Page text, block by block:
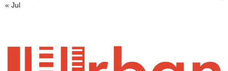
« Jul